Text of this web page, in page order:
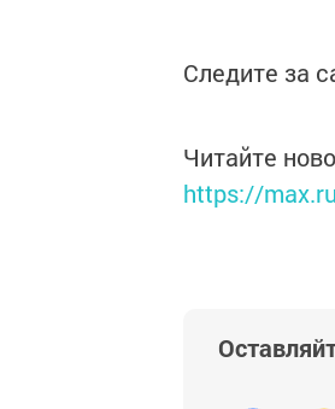
Следите за
Читайте
https://